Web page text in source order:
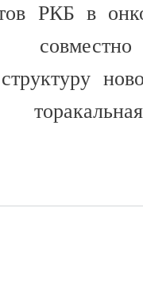
РКБ в